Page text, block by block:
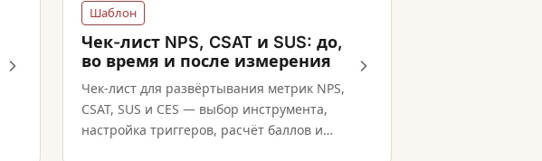
Шаблон
Чек-лист NPS, CSAT и SUS: до,
во время и после измерения
Чек-лист для развёртывания метрик NPS,
CSAT, SUS и CES — выбор инструмента,
настройка триггеров, расчёт баллов и